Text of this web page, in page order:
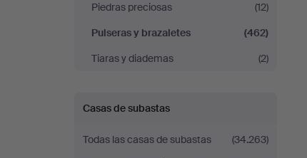
Piedras preciosas
(12)
Pulseras y brazaletes
(462)
Tiaras y diademas
(2)
Casas de subastas
Todas las casas de subastas
(34.263)